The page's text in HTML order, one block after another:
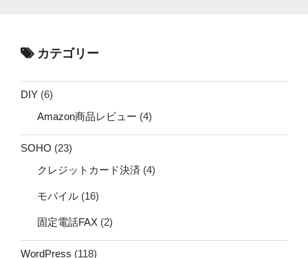
カテゴリー
DIY (6)
Amazon商品レビュー (4)
SOHO (23)
クレジットカード決済 (4)
モバイル (16)
固定電話FAX (2)
WordPress (118)